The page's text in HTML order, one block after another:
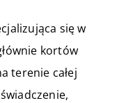
się w
kortów
terenie całej